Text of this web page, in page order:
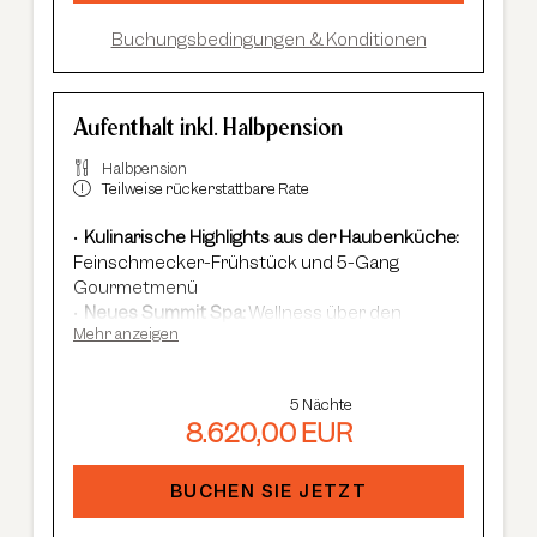
Buchungsbedingungen & Konditionen
Aufenthalt inkl. Halbpension
Halbpension
Teilweise rückerstattbare Rate
Kulinarische Highlights aus der Haubenküche:
Feinschmecker-Frühstück und 5-Gang
Gourmetmenü
Neues Summit Spa:Wellness über den
Dächern von Sölden mit Infinity-Pool, Saunen
kostenloser Shuttle-Service,
geführte Skisafaris etc.
Im Sommer:kostenlose Summer Card, AREA
47 Eintritt, geführte Wanderungen etc.
Mehr anzeigen
5 Nächte
8.620,00 EUR
BUCHEN SIE JETZT